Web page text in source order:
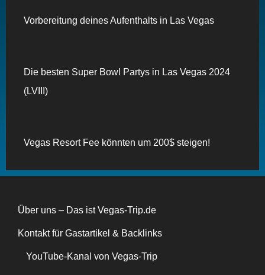
Vorbereitung deines Aufenthalts in Las Vegas
Die besten Super Bowl Partys in Las Vegas 2024
(LVIII)
Vegas Resort Fee könnten um 200$ steigen!
Über uns – Das ist Vegas-Trip.de
Kontakt für Gastartikel & Backlinks
YouTube-Kanal von Vegas-Trip